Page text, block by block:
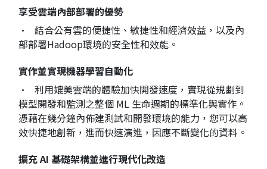
享受雲端內部部署的優勢
• 結合公有雲的便捷性、敏捷性和經濟效益，以及內
部部署Hadoop環境的安全性和效能。
實作並實現機器學習自動化
• 利用媲美雲端的體驗加快開發速度，實現從規劃到
模型開發和監測之整個 ML 生命週期的標準化與實作。
憑藉在幾分鐘內佈建測試和開發環境的能力，您可以高
效快捷地創新，進而快速演進，因應不斷變化的資料。
擴充 AI 基礎架構並進行現代化改造